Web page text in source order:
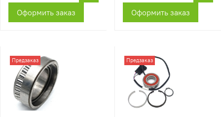
Оформить заказ Оформить заказ
Предзаказ Предзаказ